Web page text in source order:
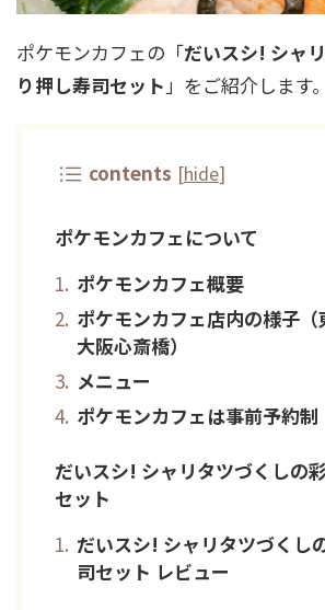
ポケモンカフェの「だいスシ! シャ
り押し寿司セット 」をご紹介します。
contents [hide]
ポケモンカフェについて
ポケモンカフェ概要
ポケモンカフェ店内の様子（
大阪心斎橋）
メニュー
ポケモンカフェは事前予約制
だいスシ! シャリタツづくしの
セット
だいスシ! シャリタツづくし
司セット レビュー